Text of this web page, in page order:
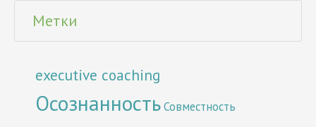
Метки
executive coaching
ОсознанностьСовместность